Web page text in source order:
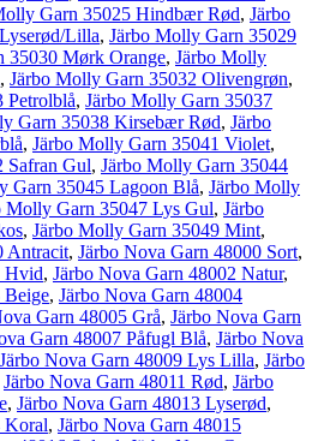
Garn 35025 Hindbær Rød, Järbo
Lilla, Järbo Molly Garn 35029
35030 Mørk Orange, Järbo Molly
, Järbo Molly Garn 35032 Olivengrøn,
Petrolblå, Järbo Molly Garn 35037
Garn 35038 Kirsebær Rød, Järbo
, Järbo Molly Garn 35041 Violet,
Safran Gul, Järbo Molly Garn 35044
Garn 35045 Lagoon Blå, Järbo Molly
Molly Garn 35047 Lys Gul, Järbo
, Järbo Molly Garn 35049 Mint,
Antracit, Järbo Nova Garn 48000 Sort,
Hvid, Järbo Nova Garn 48002 Natur,
Beige, Järbo Nova Garn 48004
Garn 48005 Grå, Järbo Nova Garn
Garn 48007 Påfugl Blå, Järbo Nova
Järbo Nova Garn 48009 Lys Lilla, Järbo
Järbo Nova Garn 48011 Rød, Järbo
, Järbo Nova Garn 48013 Lyserød,
Koral, Järbo Nova Garn 48015